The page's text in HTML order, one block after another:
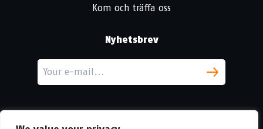
Kom och träffa oss
Nyhetsbrev